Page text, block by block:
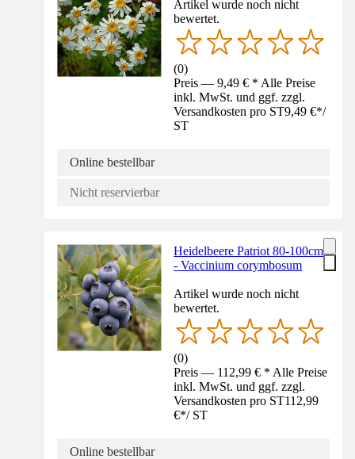
Artikel wurde noch nicht
bewertet.
(0)
Preis — 9,49 € * Alle Preise
inkl. MwSt. und ggf. zzgl.
Versandkosten pro ST9,49 €*/
ST
Online bestellbar
Nicht reservierbar
Heidelbeere Patriot 80-100cm
- Vaccinium corymbosum
Artikel wurde noch nicht
bewertet.
(0)
Preis — 112,99 € * Alle Preise
inkl. MwSt. und ggf. zzgl.
Versandkosten pro ST112,99
€*/ ST
Online bestellbar